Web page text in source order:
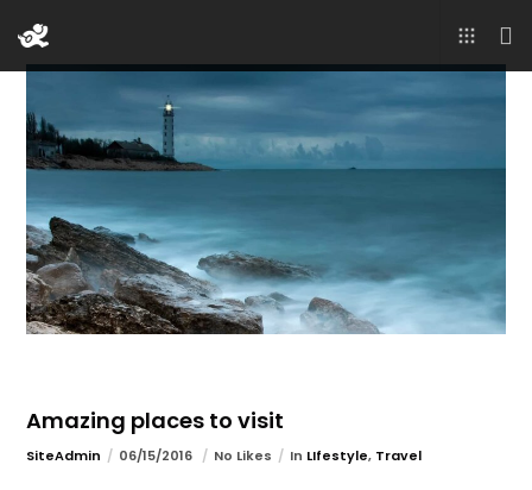
Amazing places to visit
SiteAdmin 06/15/2016 No Likes In LIfestyle, Travel